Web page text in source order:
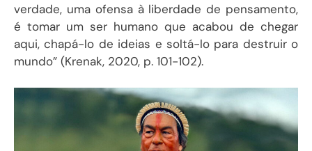
verdade, uma ofensa à liberdade de pensamento,
é tomar um ser humano que acabou de chegar
aqui, chapá-lo de ideias e soltá-lo para destruir o
mundo” (Krenak, 2020, p. 101-102).